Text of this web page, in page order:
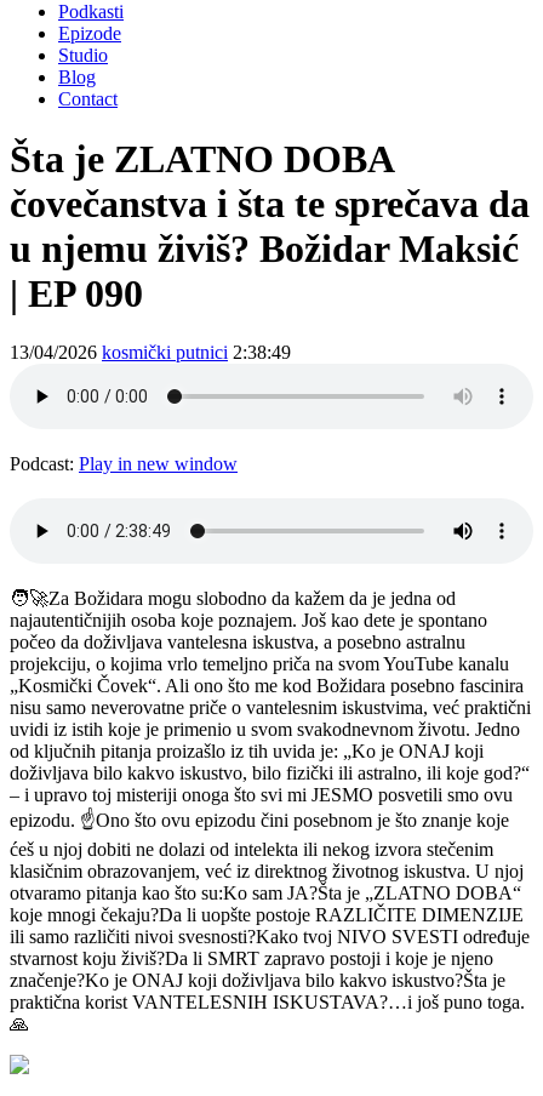
Podkasti
Epizode
Studio
Blog
Contact
Šta je ZLATNO DOBA
čovečanstva i šta te sprečava da
u njemu živiš? Božidar Maksić
| EP 090
13/04/2026 kosmički putnici 2:38:49
Podcast: Play in new window
🧑‍🚀Za Božidara mogu slobodno da kažem da je jedna od
najautentičnijih osoba koje poznajem. Još kao dete je spontano
počeo da doživljava vantelesna iskustva, a posebno astralnu
projekciju, o kojima vrlo temeljno priča na svom YouTube kanalu
„Kosmički Čovek“. Ali ono što me kod Božidara posebno fascinira
nisu samo neverovatne priče o vantelesnim iskustvima, već praktični
uvidi iz istih koje je primenio u svom svakodnevnom životu. Jedno
od ključnih pitanja proizašlo iz tih uvida je: „Ko je ONAJ koji
doživljava bilo kakvo iskustvo, bilo fizički ili astralno, ili koje god?“
– i upravo toj misteriji onoga što svi mi JESMO posvetili smo ovu
epizodu. ☝️Ono što ovu epizodu čini posebnom je što znanje koje
ćeš u njoj dobiti ne dolazi od intelekta ili nekog izvora stečenim
klasičnim obrazovanjem, već iz direktnog životnog iskustva. U njoj
otvaramo pitanja kao što su:Ko sam JA?Šta je „ZLATNO DOBA“
koje mnogi čekaju?Da li uopšte postoje RAZLIČITE DIMENZIJE
ili samo različiti nivoi svesnosti?Kako tvoj NIVO SVESTI određuje
stvarnost koju živiš?Da li SMRT zapravo postoji i koje je njeno
značenje?Ko je ONAJ koji doživljava bilo kakvo iskustvo?Šta je
praktična korist VANTELESNIH ISKUSTAVA?…i još puno toga.
🙏